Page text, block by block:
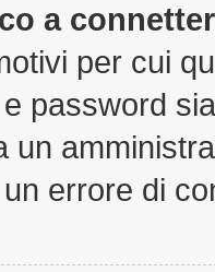
a
per cui
password
un
errore di